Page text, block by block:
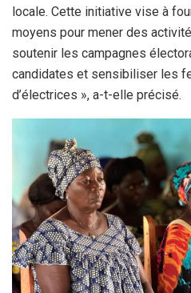
locale. Cette initiative vise à
moyens pour mener des
soutenir les campagnes
candidates et sensibiliser les
d’électrices », a-t-elle précisé.